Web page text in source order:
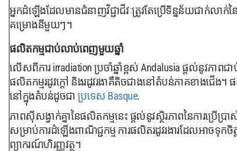
អ្នកដំឡើងដែលមានជំនាញវិជ្ជាជីវៈត្រូវតែប្រើទិន្នន័យជាក់លាក់
គម្រោងនីមួយៗ។
ផលិតកម្មជាប់លាប់ពេញមួយឆ្នាំ
លើសពីការ irradiation ប្រចាំឆ្នាំខ្ពស់ Andalusia ផ្តល់នូវភ
ផលិតកម្មរដូវក្តៅ និងរដូវរងាគឺតិចជាងនៅតំបន់ភាគខាងជើង។
នៅក្នុងតំបន់ដូចជា ប្រទេស Basque.
ភាពស៊ីសង្វាក់គ្នានៃផលិតកម្មនេះ ផ្តល់នូវស្ថិរភាពនៃការប្រ
សម្រាប់ការដំឡើងពាណិជ្ជកម្ម ការផលិតរដូវរងារដែលអាចទុក
ព្យាករណ៍ហិរញ្ញវត្ថុ។